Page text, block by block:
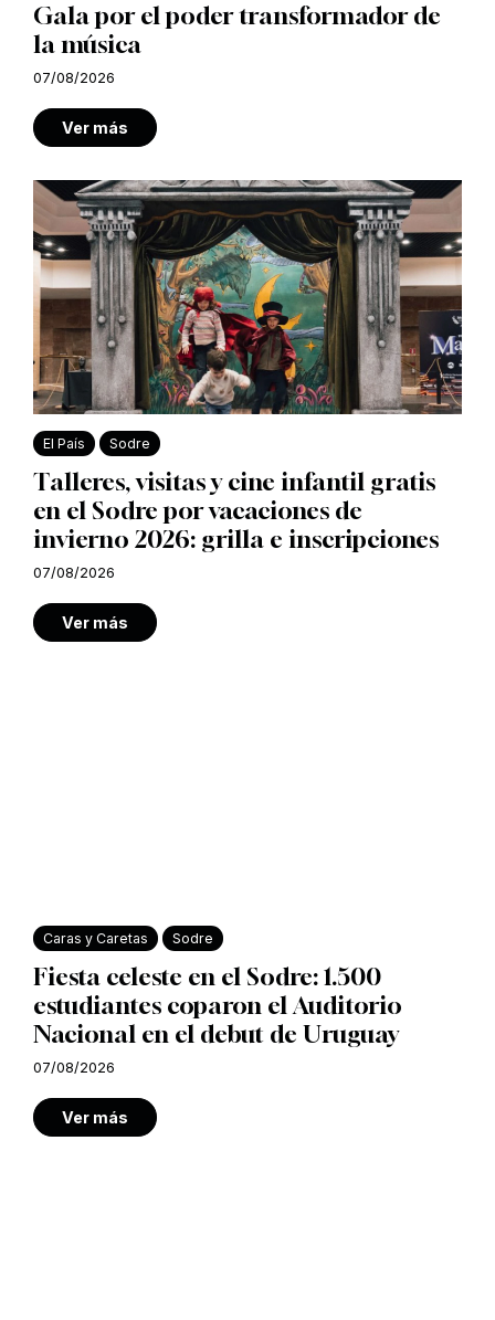
Gala por el poder transformador de
la música
07/08/2026
Ver más
El País Sodre
Talleres, visitas y cine infantil gratis
en el Sodre por vacaciones de
invierno 2026: grilla e inscripciones
07/08/2026
Ver más
Caras y Caretas Sodre
Fiesta celeste en el Sodre: 1.500
estudiantes coparon el Auditorio
Nacional en el debut de Uruguay
07/08/2026
Ver más